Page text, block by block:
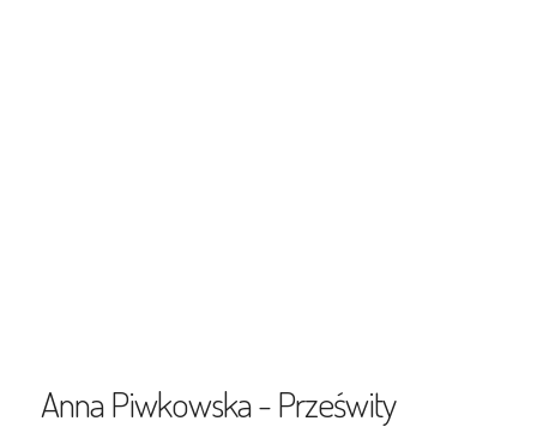
Anna Piwkowska - Prześwity